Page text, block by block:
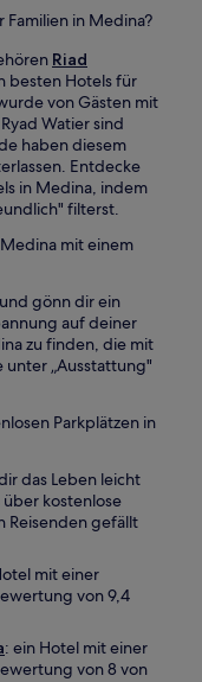
in Medina?
Riad
besten Hotels für
von Gästen mit
Watier sind
haben diesem
Entdecke
in Medina, indem
filterst.
mit einem
gönn dir ein
auf deiner
zu finden, die mit
„Ausstattung"
Parkplätzen in
das Leben leicht
kostenlose
Reisenden gefällt
mit einer
von 9,4
: ein Hotel mit einer
von 8 von